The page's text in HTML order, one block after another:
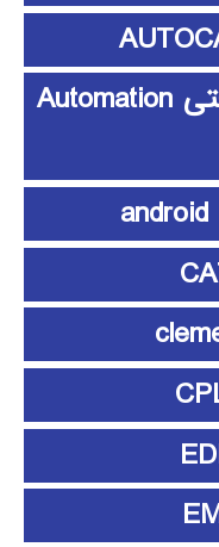
آموزش اتوماسیون صنعتی Automation